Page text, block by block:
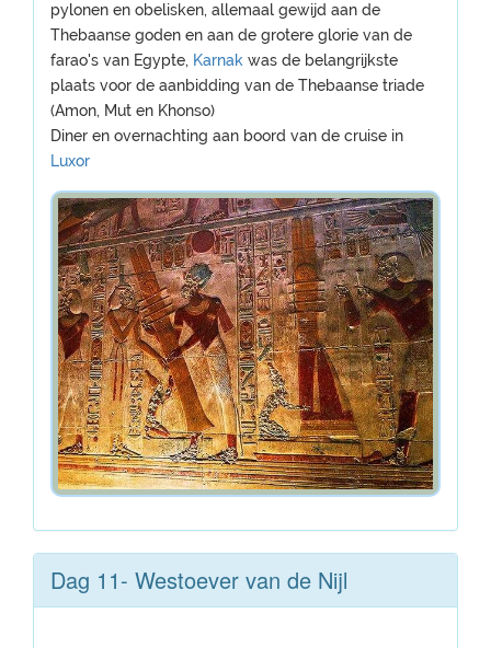
pylonen en obelisken, allemaal gewijd aan de
Thebaanse goden en aan de grotere glorie van de
farao's van Egypte, Karnak was de belangrijkste
plaats voor de aanbidding van de Thebaanse triade
(Amon, Mut en Khonso)
Diner en overnachting aan boord van de cruise in
Luxor
Dag 11- Westoever van de Nijl